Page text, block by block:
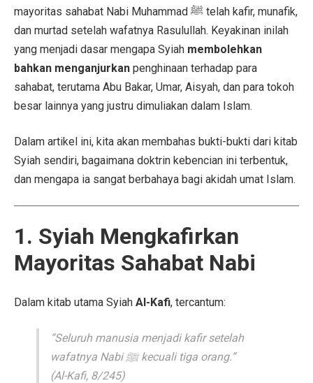
mayoritas sahabat Nabi Muhammad ﷺ telah kafir, munafik,
dan murtad setelah wafatnya Rasulullah. Keyakinan inilah
yang menjadi dasar mengapa Syiah membolehkan
bahkan menganjurkan penghinaan terhadap para
sahabat, terutama Abu Bakar, Umar, Aisyah, dan para tokoh
besar lainnya yang justru dimuliakan dalam Islam.
Dalam artikel ini, kita akan membahas bukti-bukti dari kitab
Syiah sendiri, bagaimana doktrin kebencian ini terbentuk,
dan mengapa ia sangat berbahaya bagi akidah umat Islam.
1. Syiah Mengkafirkan
Mayoritas Sahabat Nabi
Dalam kitab utama Syiah Al-Kafi, tercantum:
“Seluruh manusia menjadi kafir setelah
wafatnya Nabi ﷺ kecuali tiga orang.”
(Al-Kafi, 8/245)